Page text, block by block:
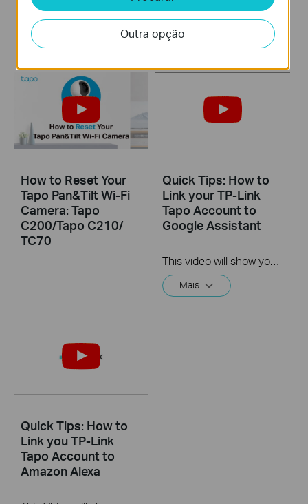
C210/ TC70
C200/Tapo C210/
TC70
How to Reset Your
Tapo Pan&Tilt Wi-Fi
Camera: Tapo
C200/Tapo C210/
TC70
Quick Tips: How to
Link your TP-Link
Tapo Account to
Google Assistant
This video will show you how to link your TP-Link Tapo account to Google Assistant
Mais
Quick Tips: How to
Link you TP-Link
Tapo Account to
Amazon Alexa
Outra opção